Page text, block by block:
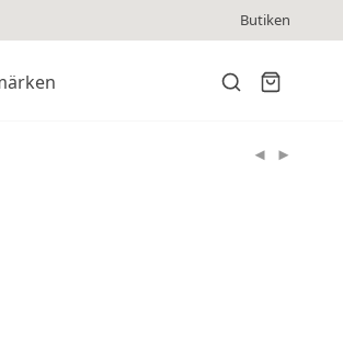
Butiken